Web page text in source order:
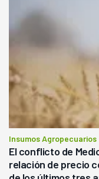
Insumos Agropecuarios
El conflicto de
relación de precio